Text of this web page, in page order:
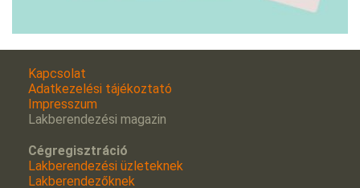
Kapcsolat
Adatkezelési tájékoztató
Impresszum
Lakberendezési magazin
Cégregisztráció
Lakberendezési üzleteknek
Lakberendezőknek